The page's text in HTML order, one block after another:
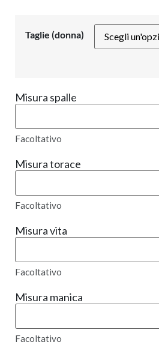
Taglie (donna)
Misura spalle
Facoltativo
Misura torace
Facoltativo
Misura vita
Facoltativo
Misura manica
Facoltativo